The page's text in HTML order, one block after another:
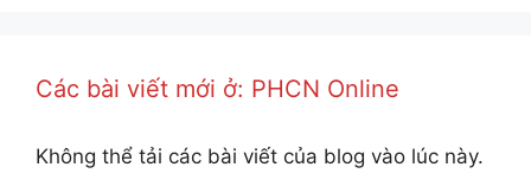
Các bài viết mới ở: PHCN Online
Không thể tải các bài viết của blog vào lúc này.